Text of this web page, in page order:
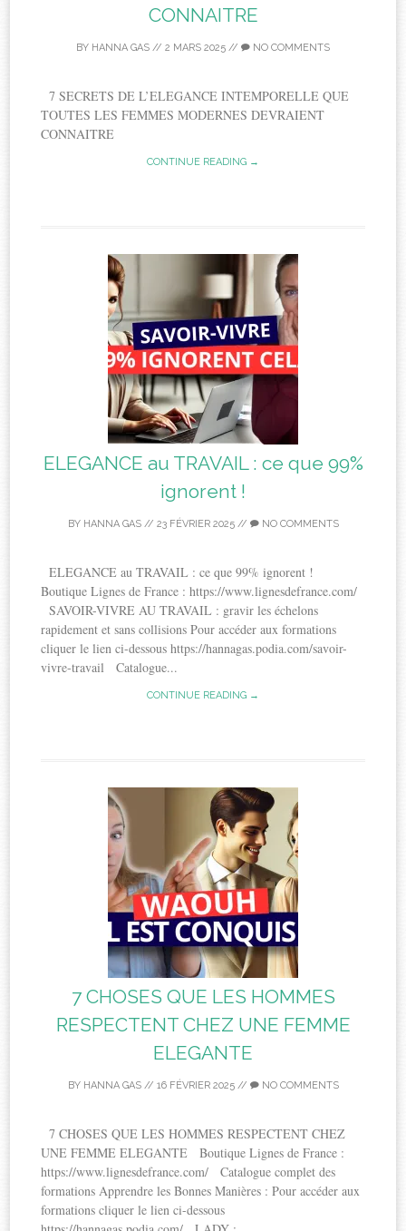
CONNAITRE
BY HANNA GAS // 2 MARS 2025 // NO COMMENTS
7 SECRETS DE L’ELEGANCE INTEMPORELLE QUE
TOUTES LES FEMMES MODERNES DEVRAIENT
CONNAITRE
CONTINUE READING →
ELEGANCE au TRAVAIL : ce que 99%
ignorent !
BY HANNA GAS// 23 FÉVRIER 2025// NO COMMENTS
ELEGANCE au TRAVAIL : ce que 99% ignorent !
Boutique Lignes de France : https://www.lignesdefrance.com/
SAVOIR-VIVRE AU TRAVAIL : gravir les échelons
rapidement et sans collisions Pour accéder aux formations
cliquer le lien ci-dessous https://hannagas.podia.com/savoir-
vivre-travail Catalogue...
CONTINUE READING →
7 CHOSES QUE LES HOMMES
RESPECTENT CHEZ UNE FEMME
ELEGANTE
BY HANNA GAS// 16 FÉVRIER 2025// NO COMMENTS
7 CHOSES QUE LES HOMMES RESPECTENT CHEZ
UNE FEMME ELEGANTE Boutique Lignes de France :
https://www.lignesdefrance.com/ Catalogue complet des
formations Apprendre les Bonnes Manières : Pour accéder aux
formations cliquer le lien ci-dessous